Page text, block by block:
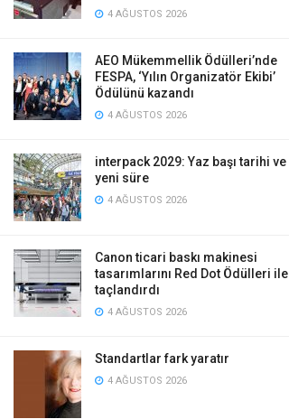
4 AĞUSTOS 2026
AEO Mükemmellik Ödülleri’nde
FESPA, ‘Yılın Organizatör Ekibi’
Ödülünü kazandı
4 AĞUSTOS 2026
interpack 2029: Yaz başı tarihi ve
yeni süre
4 AĞUSTOS 2026
Canon ticari baskı makinesi
tasarımlarını Red Dot Ödülleri ile
taçlandırdı
4 AĞUSTOS 2026
Standartlar fark yaratır
4 AĞUSTOS 2026